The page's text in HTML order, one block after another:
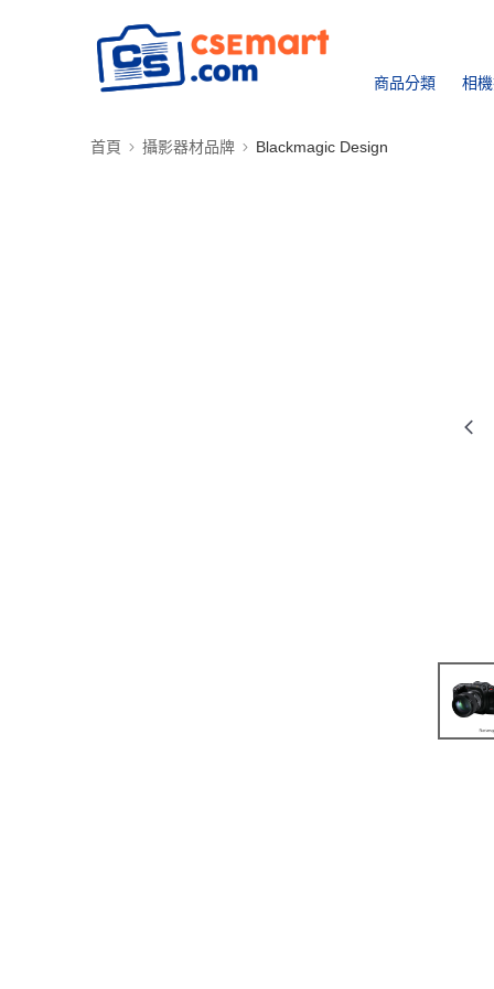
商品分類 相
首頁 攝影器材品牌 Blackmagic Design